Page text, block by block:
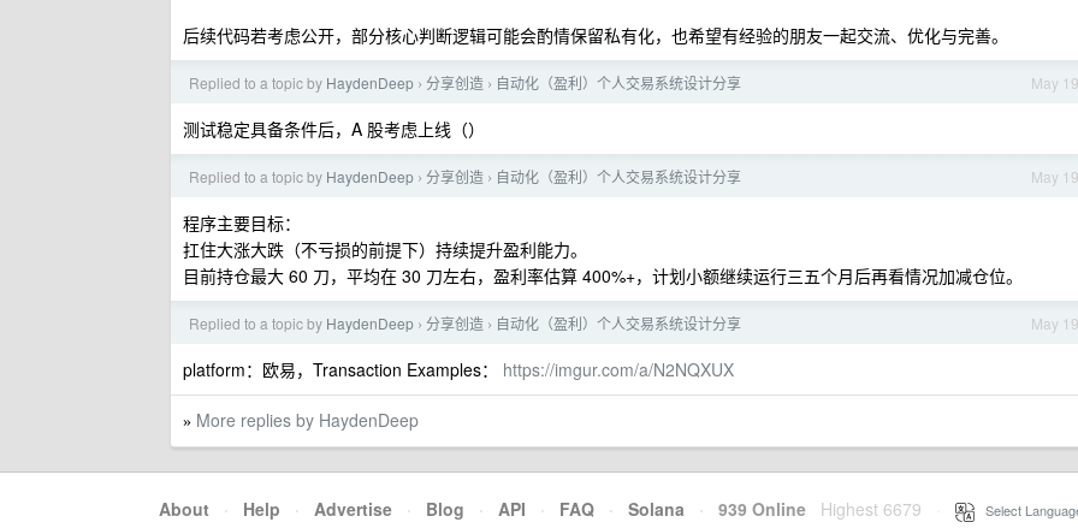
后续代码若考虑公开，部分核心判断逻辑可能会酌情保留私有化，也希望有经验的朋友一起交流、优化与完善。
May 19
Replied to a topic by HaydenDeep › 分享创造 › 自动化（盈利）个人交易系统设计分享
测试稳定具备条件后，A 股考虑上线（）
May 19
Replied to a topic by HaydenDeep › 分享创造 › 自动化（盈利）个人交易系统设计分享
程序主要目标：
扛住大涨大跌（不亏损的前提下）持续提升盈利能力。
目前持仓最大 60 刀，平均在 30 刀左右，盈利率估算 400%+，计划小额继续运行三五个月后再看情况加减仓位。
May 19
Replied to a topic by HaydenDeep › 分享创造 › 自动化（盈利）个人交易系统设计分享
platform：欧易，Transaction Examples： https://imgur.com/a/N2NQXUX
» More replies by HaydenDeep
About · Help · Advertise · Blog · API · FAQ · Solana · 939 Online Highest 6679 Select